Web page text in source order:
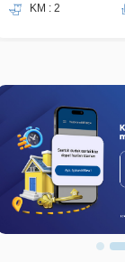
KM : 2